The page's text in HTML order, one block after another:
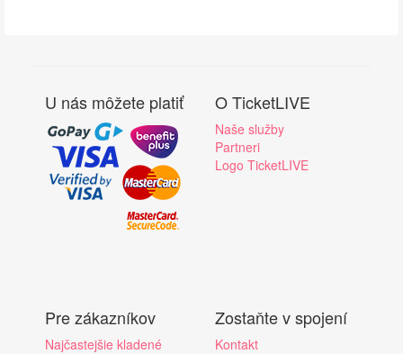
U nás môžete platiť O TicketLIVE
Naše služby
Partneri
Logo TicketLIVE
Pre zákazníkov
Najčastejšie kladené
Zostaňte v spojení
Kontakt